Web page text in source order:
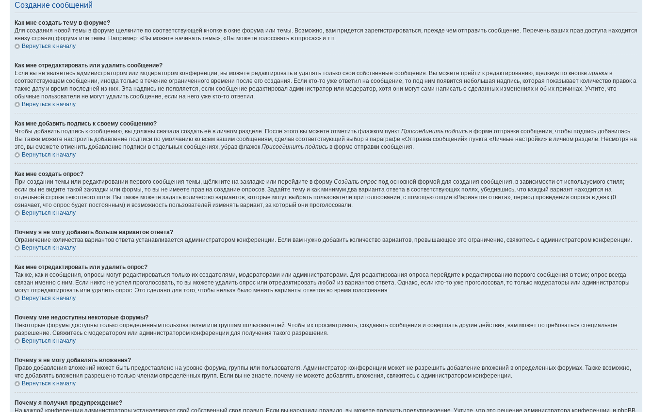
Создание сообщений
Как мне создать тему в форуме?
Для создания новой темы в форуме щелкните по соответствующей кнопке в окне форума или темы. Возможно, вам придется зарегистрироваться, прежде чем отправить сообщение. Перечень ваших прав доступа находится
внизу страниц форума или темы. Например: «Вы можете начинать темы», «Вы можете голосовать в опросах» и т.п.
Вернуться к началу
Как мне отредактировать или удалить сообщение?
Если вы не являетесь администратором или модератором конференции, вы можете редактировать и удалять только свои собственные сообщения. Вы можете прейти к редактированию, щелкнув по кнопке правка в
соответствующем сообщении, иногда только в течение ограниченного времени после его создания. Если кто-то уже ответил на сообщение, то под ним появится небольшая надпись, которая показывает количество правок а
также дату и время последней из них. Эта надпись не появляется, если сообщение редактировал администратор или модератор, хотя они могут сами написать о сделанных изменениях и об их причинах. Учтите, что
обычные пользователи не могут удалить сообщение, если на него уже кто-то ответил.
Вернуться к началу
Как мне добавить подпись к своему сообщению?
Чтобы добавить подпись к сообщению, вы должны сначала создать её в личном разделе. После этого вы можете отметить флажком пункт Присоединить подпись в форме отправки сообщения, чтобы подпись добавилась.
Вы также можете настроить добавление подписи по умолчанию ко всем вашим сообщениям, сделав соответствующий выбор в параграфе «Отправка сообщений» пункта «Личные настройки» в личном разделе. Несмотря на
это, вы сможете отменить добавление подписи в отдельных сообщениях, убрав флажок Присоединить подпись в форме отправки сообщения.
Вернуться к началу
Как мне создать опрос?
При создании темы или редактировании первого сообщения темы, щёлкните на закладке или перейдите в форму Создать опрос под основной формой для создания сообщения, в зависимости от используемого стиля;
если вы не видите такой закладки или формы, то вы не имеете прав на создание опросов. Задайте тему и как минимум два варианта ответа в соответствующих полях, убедившись, что каждый вариант находится на
отдельной строке текстового поля. Вы также можете задать количество вариантов, которые могут выбрать пользователи при голосовании, с помощью опции «Вариантов ответа», период проведения опроса в днях (0
означает, что опрос будет постоянным) и возможность пользователей изменять вариант, за который они проголосовали.
Вернуться к началу
Почему я не могу добавить больше вариантов ответа?
Ограничение количества вариантов ответа устанавливается администратором конференции. Если вам нужно добавить количество вариантов, превышающее это ограничение, свяжитесь с администратором конференции.
Вернуться к началу
Как мне отредактировать или удалить опрос?
Так же, как и сообщения, опросы могут редактироваться только их создателями, модераторами или администраторами. Для редактирования опроса перейдите к редактированию первого сообщения в теме; опрос всегда
связан именно с ним. Если никто не успел проголосовать, то вы можете удалить опрос или отредактировать любой из вариантов ответа. Однако, если кто-то уже проголосовал, то только модераторы или администраторы
могут отредактировать или удалить опрос. Это сделано для того, чтобы нельзя было менять варианты ответов во время голосования.
Вернуться к началу
Почему мне недоступны некоторые форумы?
Некоторые форумы доступны только определённым пользователям или группам пользователей. Чтобы их просматривать, создавать сообщения и совершать другие действия, вам может потребоваться специальное
разрешение. Свяжитесь с модератором или администратором конференции для получения такого разрешения.
Вернуться к началу
Почему я не могу добавлять вложения?
Право добавления вложений может быть предоставлено на уровне форума, группы или пользователя. Администратор конференции может не разрешить добавление вложений в определенных форумах. Также возможно,
что добавлять вложения разрешено только членам определённых групп. Если вы не знаете, почему не можете добавлять вложения, свяжитесь с администратором конференции.
Вернуться к началу
Почему я получил предупреждение?
На каждой конференции администраторы устанавливают свой собственный свод правил. Если вы нарушили правило, вы можете получить предупреждение. Учтите, что это решение администратора конференции, и phpBB